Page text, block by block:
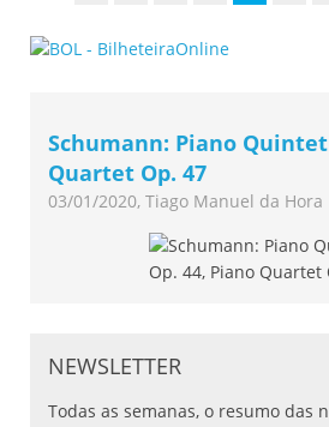
Schumann: Piano Quintet
Quartet Op. 47
03/01/2020, Tiago Manuel da Hora
NEWSLETTER
Todas as semanas, o resumo das